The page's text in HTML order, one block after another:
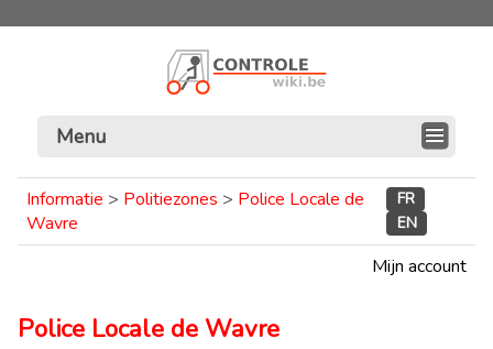
Menu
Informatie > Politiezones > Police Locale de
Wavre
FR
EN
Mijn account
Police Locale de Wavre